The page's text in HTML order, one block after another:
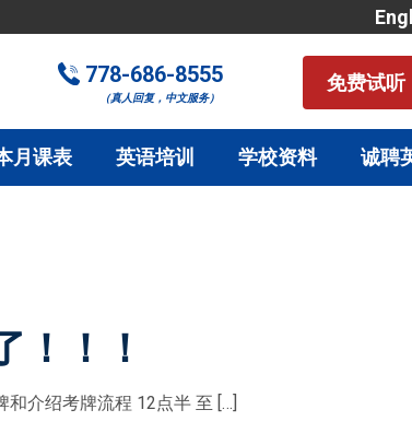
778-686-8555
（真人回复，中文服务）
免费试听
月课表 英语培训 学校资料 诚聘
！！！
介绍考牌流程 12点半 至 […]